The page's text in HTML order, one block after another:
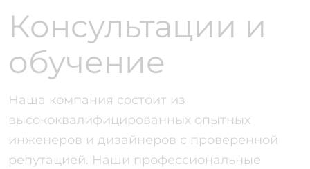
Консультации и
обучение
Наша компания состоит из
высококвалифицированных опытных
инженеров и дизайнеров с проверенной
репутацией. Наши профессиональные